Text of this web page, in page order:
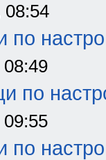
08:54
по